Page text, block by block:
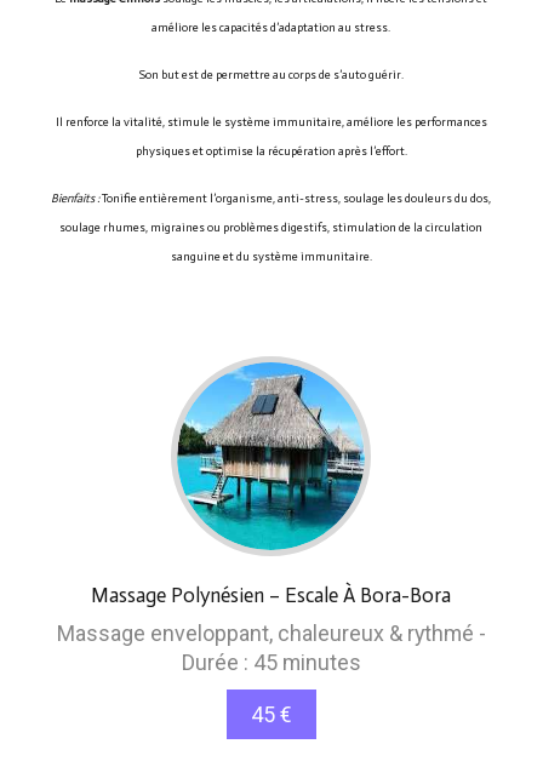
améliore les capacités d’adaptation au stress.
Son but est de permettre au corps de s’auto guérir.
Il renforce la vitalité, stimule le système immunitaire, améliore les performances
physiques et optimise la récupération après l’effort.
Bienfaits :Tonifie entièrement l’organisme, anti-stress, soulage les douleurs du dos,
soulage rhumes, migraines ou problèmes digestifs, stimulation de la circulation
sanguine et du système immunitaire.
Massage Polynésien – Escale À Bora-Bora
Massage enveloppant, chaleureux & rythmé -
Durée : 45 minutes
45 €